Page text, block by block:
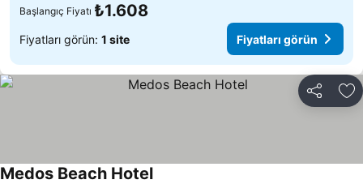
Başlangıç Fiyatı ₺1.608
Fiyatları görün: 1 site Fiyatları görün
Paylaş
Medos Beach Hotel